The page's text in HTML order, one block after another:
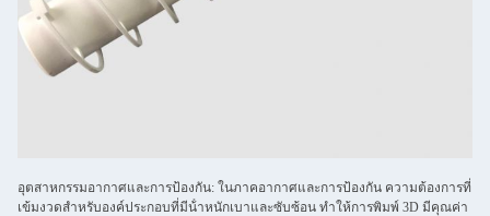
อุตสาหกรรมอากาศและการป้องกัน: ในภาคอากาศและการป้องกัน ความต้องการที่
เข้มงวดสําหรับองค์ประกอบที่มีน้ําหนักเบาและซับซ้อน ทําให้การพิมพ์ 3D มีคุณค่า